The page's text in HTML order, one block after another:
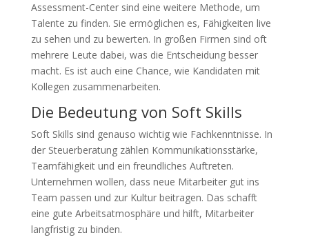
Assessment-Center sind eine weitere Methode, um
Talente zu finden. Sie ermöglichen es, Fähigkeiten live
zu sehen und zu bewerten. In großen Firmen sind oft
mehrere Leute dabei, was die Entscheidung besser
macht. Es ist auch eine Chance, wie Kandidaten mit
Kollegen zusammenarbeiten.
Die Bedeutung von Soft Skills
Soft Skills sind genauso wichtig wie Fachkenntnisse. In
der Steuerberatung zählen Kommunikationsstärke,
Teamfähigkeit und ein freundliches Auftreten.
Unternehmen wollen, dass neue Mitarbeiter gut ins
Team passen und zur Kultur beitragen. Das schafft
eine gute Arbeitsatmosphäre und hilft, Mitarbeiter
langfristig zu binden.